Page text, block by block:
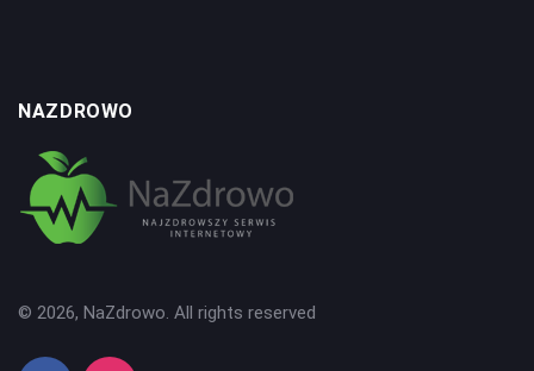
NAZDROWO
© 2026, NaZdrowo. All rights reserved